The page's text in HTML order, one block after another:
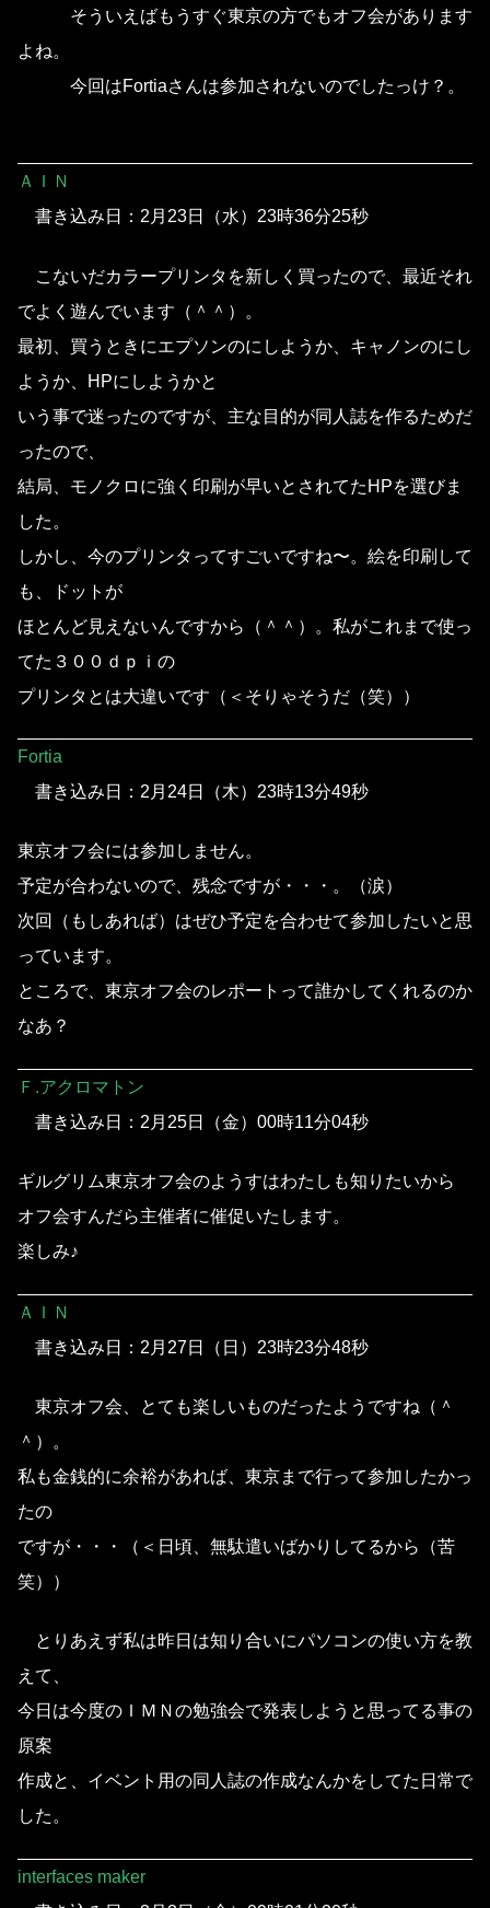
そういえばもうすぐ東京の方でもオフ会があります
よね。
今回はFortiaさんは参加されないのでしたっけ？。
ＡＩＮ
書き込み日：2月23日（水）23時36分25秒
こないだカラープリンタを新しく買ったので、最近それ
でよく遊んでいます（＾＾）。
最初、買うときにエプソンのにしようか、キャノンのにし
ようか、HPにしようかと
いう事で迷ったのですが、主な目的が同人誌を作るためだ
ったので、
結局、モノクロに強く印刷が早いとされてたHPを選びま
した。
しかし、今のプリンタってすごいですね〜。絵を印刷して
も、ドットが
ほとんど見えないんですから（＾＾）。私がこれまで使っ
てた３００ｄｐｉの
プリンタとは大違いです（＜そりゃそうだ（笑））
Fortia
書き込み日：2月24日（木）23時13分49秒
東京オフ会には参加しません。
予定が合わないので、残念ですが・・・。（涙）
次回（もしあれば）はぜひ予定を合わせて参加したいと思
っています。
ところで、東京オフ会のレポートって誰かしてくれるのか
なあ？
Ｆ.アクロマトン
書き込み日：2月25日（金）00時11分04秒
ギルグリム東京オフ会のようすはわたしも知りたいから
オフ会すんだら主催者に催促いたします。
楽しみ♪
ＡＩＮ
書き込み日：2月27日（日）23時23分48秒
東京オフ会、とても楽しいものだったようですね（＾
＾）。
私も金銭的に余裕があれば、東京まで行って参加したかっ
たの
ですが・・・（＜日頃、無駄遣いばかりしてるから（苦
笑））
とりあえず私は昨日は知り合いにパソコンの使い方を教
えて、
今日は今度のＩＭＮの勉強会で発表しようと思ってる事の
原案
作成と、イベント用の同人誌の作成なんかをしてた日常で
した。
interfaces maker